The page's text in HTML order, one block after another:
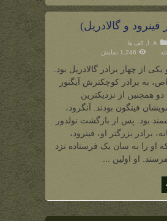
فینرود و گالادریل)
A آ
الف ها
1,246 نمایش
از چهار برادر گالادریل بود.
به برادر کوچکترش آیگنور
همچنین از نزدیکترین
فینگون بودند. آنگرود،
بود. پس از بازگشت نولدور
برادر بزرگتر او، فینرود،
او را به سان یک فرستاده نزد
او اولین ...